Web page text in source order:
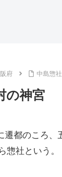
府 中島惣
の神宮
都のころ、
惣社という。